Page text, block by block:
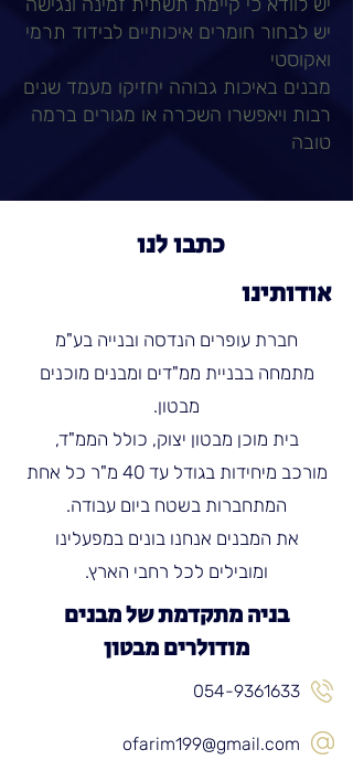
יש לבחור חומרים איכותיים לבידוד תרמי
ואקוסטי
מבנים באיכות גבוהה יחזיקו מעמד שנים
רבות ויאפשרו השכרה או מגורים ברמה
טובה
כתבו לנו
אודותינו
חברת עופרים הנדסה ובנייה בע"מ
מתמחה בבניית ממ"דים ומבנים מוכנים
מבטון.
בית מוכן מבטון יצוק, כולל הממ"ד,
מורכב מיחידות בגודל עד 40 מ"ר כל אחת
המתחברות בשטח ביום עבודה.
את המבנים אנחנו בונים במפעלינו
ומובילים לכל רחבי הארץ.
בניה מתקדמת של מבנים
מודולרים מבטון
054-9361633
ofarim199@gmail.com